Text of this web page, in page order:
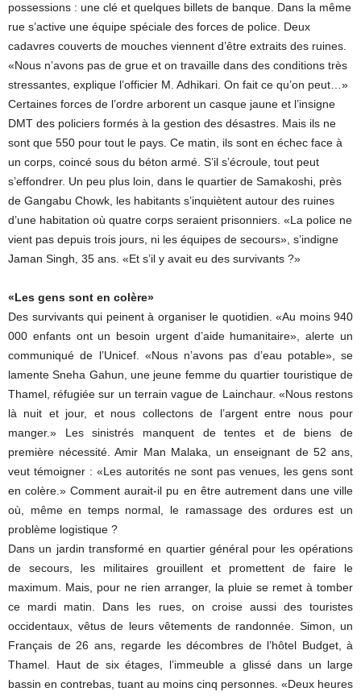
possessions : une clé et quelques billets de banque. Dans la même
rue s’active une équipe spéciale des forces de police. Deux
cadavres couverts de mouches viennent d’être extraits des ruines.
«Nous n’avons pas de grue et on travaille dans des conditions très
stressantes, explique l’officier M. Adhikari. On fait ce qu’on peut…»
Certaines forces de l’ordre arborent un casque jaune et l’insigne
DMT des policiers formés à la gestion des désastres. Mais ils ne
sont que 550 pour tout le pays. Ce matin, ils sont en échec face à
un corps, coincé sous du béton armé. S’il s’écroule, tout peut
s’effondrer. Un peu plus loin, dans le quartier de Samakoshi, près
de Gangabu Chowk, les habitants s’inquiètent autour des ruines
d’une habitation où quatre corps seraient prisonniers. «La police ne
vient pas depuis trois jours, ni les équipes de secours», s’indigne
Jaman Singh, 35 ans. «Et s’il y avait eu des survivants ?»
«Les gens sont en colère»
Des survivants qui peinent à organiser le quotidien. «Au moins 940
000 enfants ont un besoin urgent d’aide humanitaire», alerte un
communiqué de l’Unicef. «Nous n’avons pas d’eau potable», se
lamente Sneha Gahun, une jeune femme du quartier touristique de
Thamel, réfugiée sur un terrain vague de Lainchaur. «Nous restons
là nuit et jour, et nous collectons de l’argent entre nous pour
manger.» Les sinistrés manquent de tentes et de biens de
première nécessité. Amir Man Malaka, un enseignant de 52 ans,
veut témoigner : «Les autorités ne sont pas venues, les gens sont
en colère.» Comment aurait-il pu en être autrement dans une ville
où, même en temps normal, le ramassage des ordures est un
problème logistique ?
Dans un jardin transformé en quartier général pour les opérations
de secours, les militaires grouillent et promettent de faire le
maximum. Mais, pour ne rien arranger, la pluie se remet à tomber
ce mardi matin. Dans les rues, on croise aussi des touristes
occidentaux, vêtus de leurs vêtements de randonnée. Simon, un
Français de 26 ans, regarde les décombres de l’hôtel Budget, à
Thamel. Haut de six étages, l’immeuble a glissé dans un large
bassin en contrebas, tuant au moins cinq personnes. «Deux heures